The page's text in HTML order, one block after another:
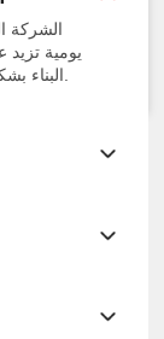
البناء بشكل فعال وتوفير تكاليف البناء بالنسبة لك.